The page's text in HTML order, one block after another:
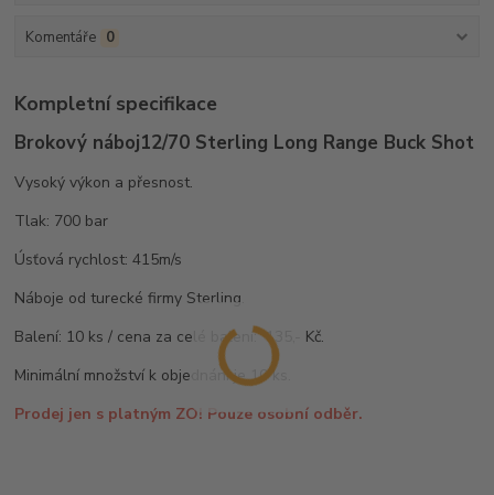
Komentáře 0
Kompletní specifikace
Brokový náboj12/70 Sterling Long Range Buck Shot
Vysoký výkon a přesnost.
Tlak: 700 bar
Úsťová rychlost: 415m/s
Náboje od turecké firmy Sterling.
Balení: 10 ks / cena za celé balení: 135,- Kč.
Minimální množství k objednání je 10 ks.
Prodej jen s platným ZO! Pouze osobní odběr.